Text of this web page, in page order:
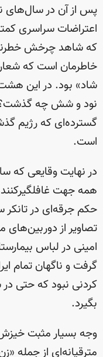
پس از آن در سال‌های
اعتراضات سراسری
که شاهد چرخش
خاطرمان است که
شاد» بود. در این
نود و شش چه گذشت؟
گسترده‌ای که رژیم
است.
در نهایت وقایعی که
همه جهت
حکم جرقه‌ای در
تصاویر از دوربین‌های
امینی در لباس
گرفت و ناگهان تمام
کردنی نبود که حتی
بگیرد.
وجه بسیار مثبت
مترقیانه‌ای از جمله